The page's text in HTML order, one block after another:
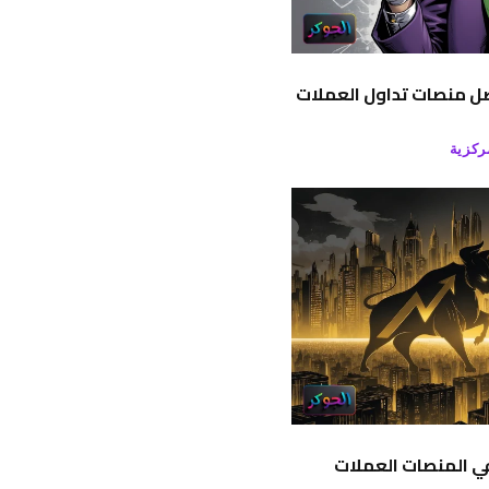
منصات تداول العملات
المنصات العملات